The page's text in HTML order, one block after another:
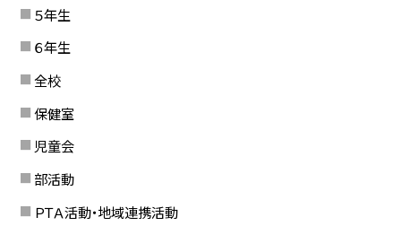
５年生
６年生
全校
保健室
児童会
部活動
ＰＴＡ活動・地域連携活動